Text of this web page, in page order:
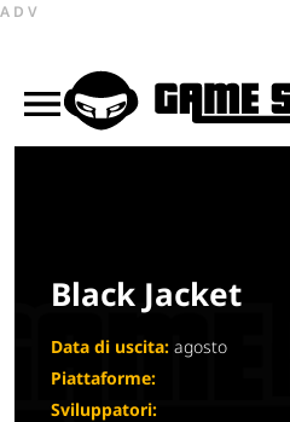
ADV
Black Jacket
Data di uscita: agosto
Piattaforme:
Sviluppatori: